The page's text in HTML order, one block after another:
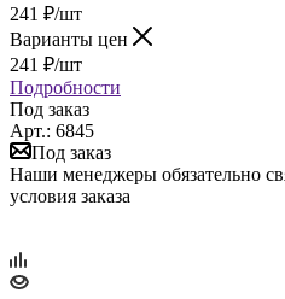
241 ₽/шт
Варианты цен
241 ₽/шт
Подробности
Под заказ
Арт.: 6845
Под заказ
Наши менеджеры обязательно
условия заказа